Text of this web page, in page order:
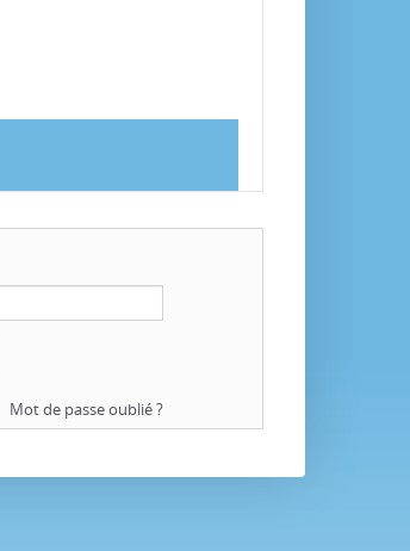
Mot de passe oublié ?